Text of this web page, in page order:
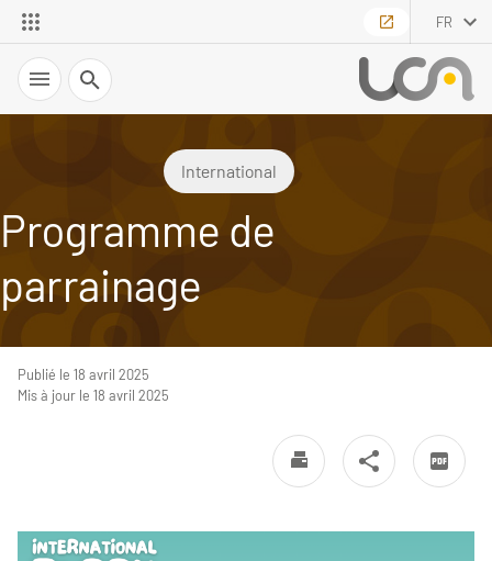
FR
Recherche
International
Programme de
parrainage
Publié le 18 avril 2025
Mis à jour le 18 avril 2025